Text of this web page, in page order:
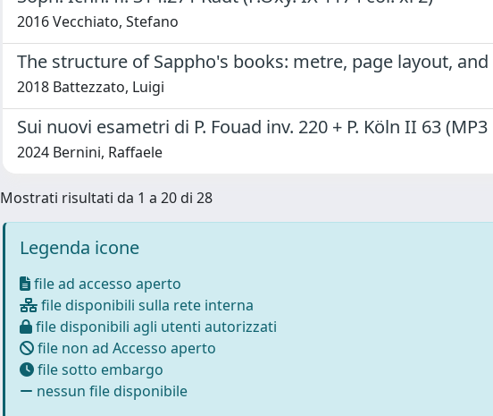
2016 Vecchiato, Stefano
The structure of Sappho's books: metre, page layout,
2018 Battezzato, Luigi
Sui nuovi esametri di P. Fouad inv. 220 + P. Köln II 63
2024 Bernini, Raffaele
Mostrati risultati da 1 a 20 di 28
Legenda icone
file ad accesso aperto
file disponibili sulla rete interna
file disponibili agli utenti autorizzati
file non ad Accesso aperto
file sotto embargo
nessun file disponibile